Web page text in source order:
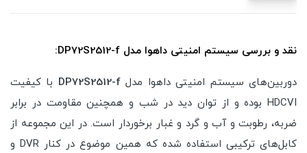
نقد و بررسی سیستم امنیتی داهوا مدل DP72S2512-f:
دوربین‌های سیستم امنیتی داهوا مدلDP72S2512-f با کیفیت
HDCVI بوده و از توان دید در شب و همچنین مقاومت در برابر
ضربه، رطوبت و آب و گرد و غبار برخوردار است. در این مجموعه از
کابل‌های ترکیبی استفاده شده که همین موضوع در کنار DVR و